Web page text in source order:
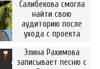
Салибекова смогла
найти свою
аудиторию после
ухода с проекта
Элина Рахимова
записывает песню с